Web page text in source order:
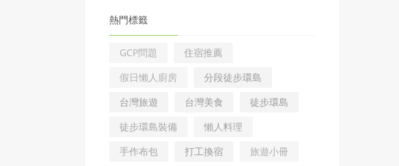
熱門標籤
GCP問題
住宿推薦
假日懶人廚房
分段徒步環島
台灣旅遊
台灣美食
徒步環島
徒步環島裝備
懶人料理
手作布包
打工換宿
旅遊小冊